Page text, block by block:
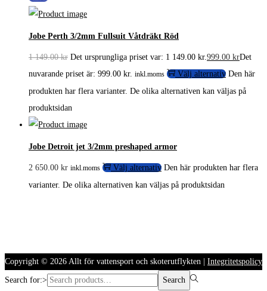
Jobe Perth 3/2mm Fullsuit Våtdräkt Röd
1 149.00kr Det ursprungliga priset var: 1 149.00 kr.999.00 krDet
nuvarande priset är: 999.00 kr. inkl.moms Välj alternativ Den här
produkten har flera varianter. De olika alternativen kan väljas på
produktsidan
Jobe Detroit jet 3/2mm preshaped armor
2 650.00 kr inkl.moms Välj alternativ Den här produkten har flera
varianter. De olika alternativen kan väljas på produktsidan
Copyright © 2026 Allt för vattensport och skoterutflykten Integritetspolicy
Search for:> Search